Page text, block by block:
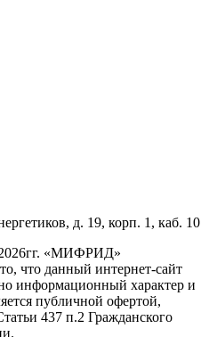
д. 19, корп. 1, каб. 10
«МИФРИД»
что данный интернет-сайт
информационный характер и
публичной офертой,
437 п.2 Гражданского